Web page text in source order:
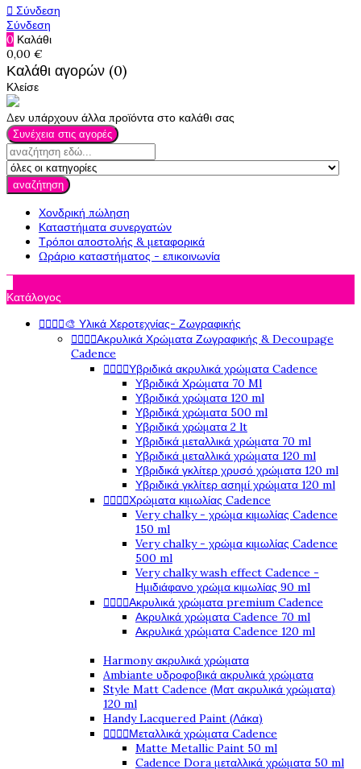
 Σύνδεση
Σύνδεση
0 Καλάθι
0,00 €
Καλάθι αγορών (0)
Κλείσε
Δεν υπάρχουν άλλα προϊόντα στο καλάθι σας
Συνέχεια στις αγορές
αναζήτηση
Χονδρική πώληση
Καταστήματα συνεργατών
Τρόποι αποστολής & μεταφορικά
Ωράριο καταστήματος - επικοινωνία
Κατάλογος
🎨 Υλικά Χεροτεχνίας- Ζωγραφικής
Ακρυλικά Χρώματα Ζωγραφικής & Decoupage
Cadence
Υβριδικά ακρυλικά χρώματα Cadence
Υβριδικά Χρώματα 70 Ml
Υβριδικά χρώματα 120 ml
Υβριδικά χρώματα 500 ml
Υβριδικά χρώματα 2 lt
Υβριδικά μεταλλικά χρώματα 70 ml
Υβριδικά μεταλλικά χρώματα 120 ml
Υβριδικά γκλίτερ χρυσό χρώματα 120 ml
Υβριδικά γκλίτερ ασημί χρώματα 120 ml
Χρώματα κιμωλίας Cadence
Very chalky - χρώμα κιμωλίας Cadence
150 ml
Very chalky - χρώμα κιμωλίας Cadence
500 ml
Very chalky wash effect Cadence -
Ημιδιάφανο χρώμα κιμωλίας 90 ml
Ακρυλικά χρώματα premium Cadence
Ακρυλικά χρώματα Cadence 70 ml
Ακρυλικά χρώματα Cadence 120 ml
Harmony ακρυλικά χρώματα
Ambiante υδροφοβικά ακρυλικά χρώματα
Style Matt Cadence (Ματ ακρυλικά χρώματα)
120 ml
Handy Lacquered Paint (Λάκα)
Μεταλλικά χρώματα Cadence
Matte Metallic Paint 50 ml
Cadence Dora μεταλλικά χρώματα 50 ml